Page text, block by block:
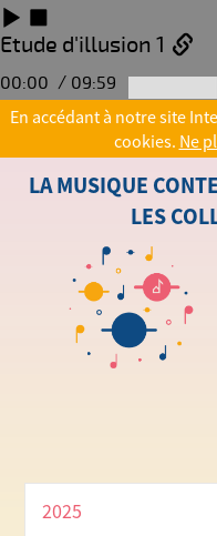
Etude d'illusion 1
00:00 / 09:59